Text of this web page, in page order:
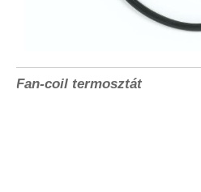
Fan-coil termosztát